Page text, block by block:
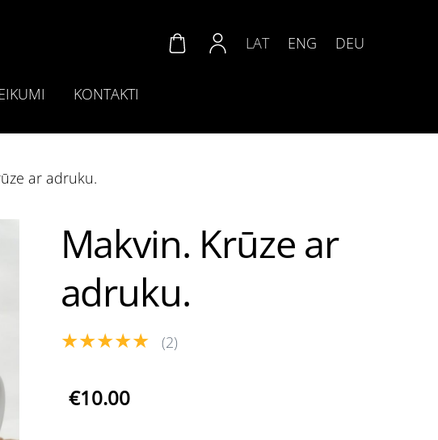
KONTAKTI
LAT ENG DEU
ar adruku.
Makvin. Krūze ar
adruku.
★★★★★ (2)
€10.00